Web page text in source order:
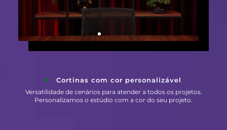
Cortinas com cor personalizável
Versatilidade de cenários para atender a todos os projetos.
Personalizamos o estúdio com a cor do seu projeto.